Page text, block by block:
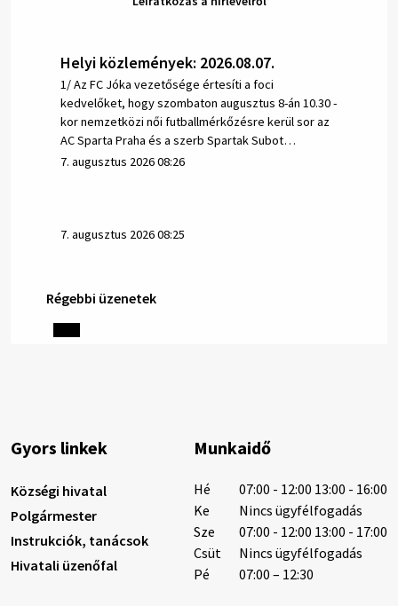
Helyi közlemények: 2026.08.07.
1/ Az FC Jóka vezetősége értesíti a foci
kedvelőket, hogy szombaton augusztus 8-án 10.30 -
kor nemzetközi női futballmérkőzésre kerül sor az
AC Sparta Praha és a szerb Spartak Subot…
7. augusztus 2026 08:26
7. augusztus 2026 08:25
Helyi közlemények: 2026.08.06.
1/ AZ IVÓVÍZ NEM MAGÁTÓL ÉRTETŐDŐ. A tartós
Helyi közlemények: 2026.08.05.
Gyászhirdetés: 2026.08.05. 1/ Tisztelt Lakosság!
Régebbi üzenetek
Gyors linkek
Községi hivatal
Polgármester
Instrukciók, tanácsok
Hivatali üzenőfal
Munkaidő
Hé
07:00 - 12:00 13:00 - 16:00
Ke
Nincs ügyfélfogadás
Sze
07:00 - 12:00 13:00 - 17:00
Csüt
Nincs ügyfélfogadás
Pé
07:00 – 12:30